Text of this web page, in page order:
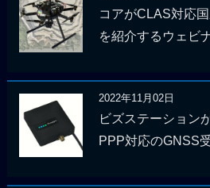
コアがCLAS対応
を紹介するウェビ
2022年11月02日
ビズステーション
PPP対応のGNSS